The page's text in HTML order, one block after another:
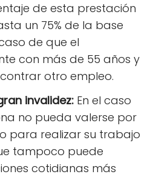
de esta prestación
un 75% de la base
de que el
con más de 55 años y
otro empleo.
invalidez: En el caso
no pueda valerse por
para realizar su trabajo
tampoco puede
cotidianas más